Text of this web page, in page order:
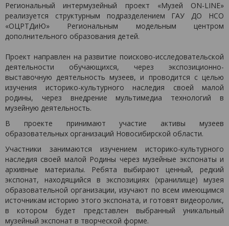
Региональный интермузейный проект «Музей ON-LINE»
реализуется структурным подразделением ГАУ ДО НСО
«ОЦРТДиЮ» Региональным модельным центром
дополнительного образования детей.
Проект направлен на развитие поисково-исследовательской
деятельности обучающихся, через экспозиционно-
выставочную деятельность музеев, и проводится с целью
изучения историко-культурного наследия своей малой
родины, через внедрение мультимедиа технологий в
музейную деятельность.
В проекте принимают участие активы музеев
образовательных организаций Новосибирской области.
Участники занимаются изучением историко-культурного
наследия своей малой Родины через музейные экспонаты и
архивные материалы. Ребята выбирают ценный, редкий
экспонат, находящийся в экспозициях (хранилище) музея
образовательной организации, изучают по всем имеющимся
источникам историю этого экспоната, и готовят видеоролик,
в котором будет представлен выбранный уникальный
музейный экспонат в творческой форме.